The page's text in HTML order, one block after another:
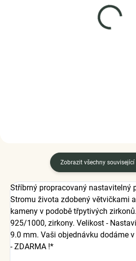
Elenys stříbrný náramek
Zobrazit všechny
Stříbrný propracovaný nastavitelný
Stromu života zdobený větvičkami
kameny v podobě třpytivých
925/1000, zirkony. Velikost -
9.0 mm. Vaši objednávku dodáme v
- ZDARMA !*